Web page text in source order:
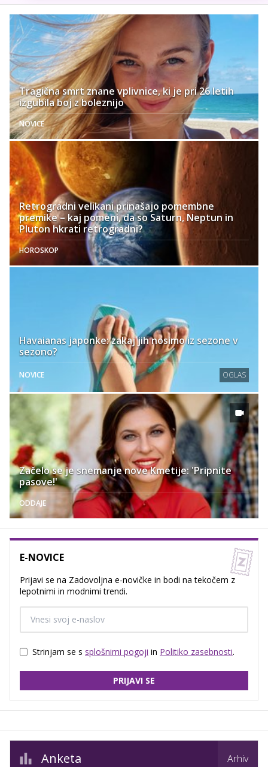
Tragična smrt znane vplivnice, ki je pri 26 letih
izgubila boj z boleznijo
NOVICE
Retrogradni velikani prinašajo pomembne
premike – kaj pomeni, da so Saturn, Neptun in
Pluton hkrati retrogradni?
HOROSKOP
Havaianas japonke: zakaj jih nosimo iz sezone v
sezono?
NOVICE OGLAS
Začelo se je snemanje nove Kmetije: 'Pripnite
pasove!'
ODDAJE
E-NOVICE
Prijavi se na Zadovoljna e-novičke in bodi na tekočem z
lepotnimi in modnimi trendi.
Strinjam se s splošnimi pogoji in Politiko zasebnosti.
PRIJAVI SE
Anketa Arhiv